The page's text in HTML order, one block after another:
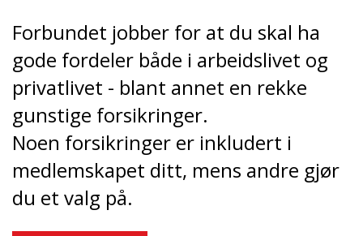
Forbundet jobber for at du skal ha
gode fordeler både i arbeidslivet og
privatlivet - blant annet en rekke
gunstige forsikringer.
Noen forsikringer er inkludert i
medlemskapet ditt, mens andre gjør
du et valg på.